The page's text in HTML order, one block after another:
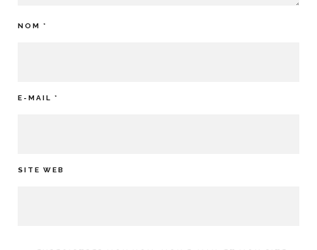
NOM *
E-MAIL *
SITE WEB